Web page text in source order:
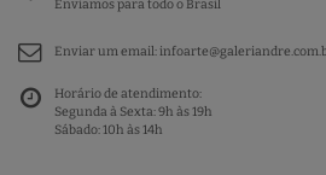
Enviamos para todo o Brasil
Enviar um email:
Horário de atendimento:
Segunda à Sexta: 9h às 19h
Sábado: 10h às 14h